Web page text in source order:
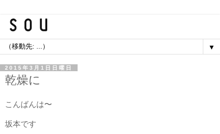
▼
2015年3月1日日曜日
乾燥に
こんばんは〜
坂本です